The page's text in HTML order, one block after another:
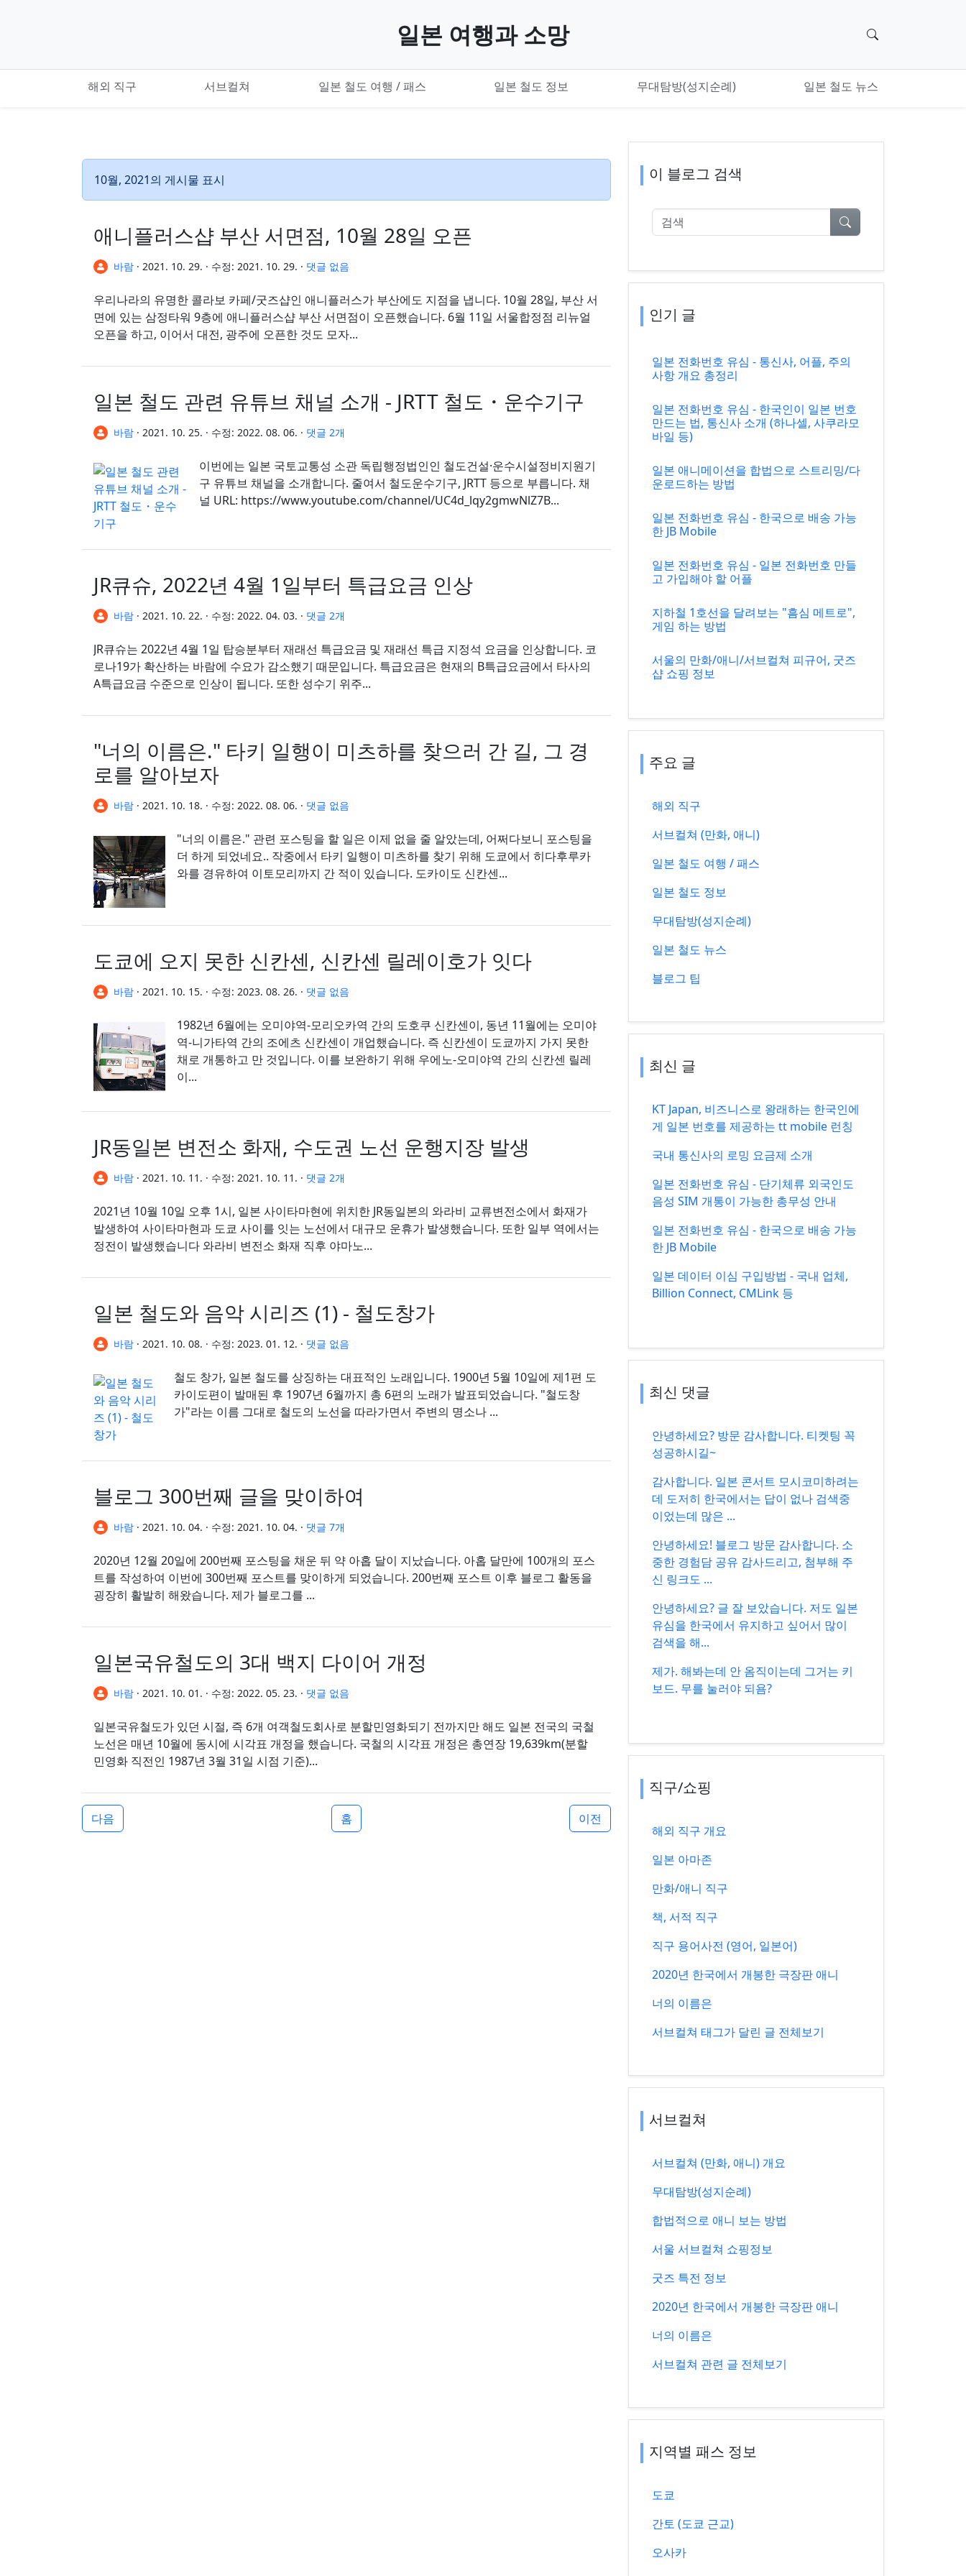
일본 여행과 소망
해외 직구 서브컬쳐 일본 철도 여행 / 패스 일본 철도 정보 무대탐방(성지순례) 일본 철도 뉴스
10월, 2021의 게시물 표시
애니플러스샵 부산 서면점, 10월 28일 오픈
바람 · 2021. 10. 29. · 수정: 2021. 10. 29. · 댓글 없음
우리나라의 유명한 콜라보 카페/굿즈샵인 애니플러스가 부산에도 지점을 냅니다. 10월 28일, 부산 서
면에 있는 삼정타워 9층에 애니플러스샵 부산 서면점이 오픈했습니다. 6월 11일 서울합정점 리뉴얼
오픈을 하고, 이어서 대전, 광주에 오픈한 것도 모자...
일본 철도 관련 유튜브 채널 소개 - JRTT 철도・운수기구
바람 · 2021. 10. 25. · 수정: 2022. 08. 06. · 댓글 2개
이번에는 일본 국토교통성 소관 독립행정법인인 철도건설·운수시설정비지원기
구 유튜브 채널을 소개합니다. 줄여서 철도운수기구, JRTT 등으로 부릅니다. 채
널 URL: https://www.youtube.com/channel/UC4d_lqy2gmwNlZ7B...
JR큐슈, 2022년 4월 1일부터 특급요금 인상
바람 · 2021. 10. 22. · 수정: 2022. 04. 03. · 댓글 2개
JR큐슈는 2022년 4월 1일 탑승분부터 재래선 특급요금 및 재래선 특급 지정석 요금을 인상합니다. 코
로나19가 확산하는 바람에 수요가 감소했기 때문입니다. 특급요금은 현재의 B특급요금에서 타사의
A특급요금 수준으로 인상이 됩니다. 또한 성수기 위주...
"너의 이름은." 타키 일행이 미츠하를 찾으러 간 길, 그 경
로를 알아보자
바람 · 2021. 10. 18. · 수정: 2022. 08. 06. · 댓글 없음
"너의 이름은." 관련 포스팅을 할 일은 이제 없을 줄 알았는데, 어쩌다보니 포스팅을
더 하게 되었네요.. 작중에서 타키 일행이 미츠하를 찾기 위해 도쿄에서 히다후루카
와를 경유하여 이토모리까지 간 적이 있습니다. 도카이도 신칸센...
도쿄에 오지 못한 신칸센, 신칸센 릴레이호가 잇다
바람 · 2021. 10. 15. · 수정: 2023. 08. 26. · 댓글 없음
1982년 6월에는 오미야역-모리오카역 간의 도호쿠 신칸센이, 동년 11월에는 오미야
역-니가타역 간의 조에츠 신칸센이 개업했습니다. 즉 신칸센이 도쿄까지 가지 못한
채로 개통하고 만 것입니다. 이를 보완하기 위해 우에노-오미야역 간의 신칸센 릴레
이...
JR동일본 변전소 화재, 수도권 노선 운행지장 발생
바람 · 2021. 10. 11. · 수정: 2021. 10. 11. · 댓글 2개
2021년 10월 10일 오후 1시, 일본 사이타마현에 위치한 JR동일본의 와라비 교류변전소에서 화재가
발생하여 사이타마현과 도쿄 사이를 잇는 노선에서 대규모 운휴가 발생했습니다. 또한 일부 역에서는
정전이 발생했습니다 와라비 변전소 화재 직후 야마노...
일본 철도와 음악 시리즈 (1) - 철도창가
바람 · 2021. 10. 08. · 수정: 2023. 01. 12. · 댓글 없음
철도 창가, 일본 철도를 상징하는 대표적인 노래입니다. 1900년 5월 10일에 제1편 도
카이도편이 발매된 후 1907년 6월까지 총 6편의 노래가 발표되었습니다. "철도창
가"라는 이름 그대로 철도의 노선을 따라가면서 주변의 명소나 ...
블로그 300번째 글을 맞이하여
바람 · 2021. 10. 04. · 수정: 2021. 10. 04. · 댓글 7개
2020년 12월 20일에 200번째 포스팅을 채운 뒤 약 아홉 달이 지났습니다. 아홉 달만에 100개의 포스
트를 작성하여 이번에 300번째 포스트를 맞이하게 되었습니다. 200번째 포스트 이후 블로그 활동을
굉장히 활발히 해왔습니다. 제가 블로그를 ...
일본국유철도의 3대 백지 다이어 개정
바람 · 2021. 10. 01. · 수정: 2022. 05. 23. · 댓글 없음
일본국유철도가 있던 시절, 즉 6개 여객철도회사로 분할민영화되기 전까지만 해도 일본 전국의 국철
노선은 매년 10월에 동시에 시각표 개정을 했습니다. 국철의 시각표 개정은 총연장 19,639km(분할
민영화 직전인 1987년 3월 31일 시점 기준)...
다음 홈 이전
이 블로그 검색
검색
인기 글
일본 전화번호 유심 - 통신사, 어플, 주의
사항 개요 총정리
일본 전화번호 유심 - 한국인이 일본 번호
만드는 법, 통신사 소개 (하나셀, 사쿠라모
바일 등)
일본 애니메이션을 합법으로 스트리밍/다
운로드하는 방법
일본 전화번호 유심 - 한국으로 배송 가능
한 JB Mobile
일본 전화번호 유심 - 일본 전화번호 만들
고 가입해야 할 어플
지하철 1호선을 달려보는 "흠심 메트로",
게임 하는 방법
서울의 만화/애니/서브컬쳐 피규어, 굿즈
샵 쇼핑 정보
주요 글
해외 직구
서브컬쳐 (만화, 애니)
일본 철도 여행 / 패스
일본 철도 정보
무대탐방(성지순례)
일본 철도 뉴스
블로그 팁
최신 글
KT Japan, 비즈니스로 왕래하는 한국인에
게 일본 번호를 제공하는 tt mobile 런칭
국내 통신사의 로밍 요금제 소개
일본 전화번호 유심 - 단기체류 외국인도
음성 SIM 개통이 가능한 총무성 안내
일본 전화번호 유심 - 한국으로 배송 가능
한 JB Mobile
일본 데이터 이심 구입방법 - 국내 업체,
Billion Connect, CMLink 등
최신 댓글
안녕하세요? 방문 감사합니다. 티켓팅 꼭
성공하시길~
감사합니다. 일본 콘서트 모시코미하려는
데 도저히 한국에서는 답이 없나 검색중
이었는데 많은 ...
안녕하세요! 블로그 방문 감사합니다. 소
중한 경험담 공유 감사드리고, 첨부해 주
신 링크도 ...
안녕하세요? 글 잘 보았습니다. 저도 일본
유심을 한국에서 유지하고 싶어서 많이
검색을 해...
제가. 해봐는데 안 옴직이는데 그거는 키
보드. 무를 눌러야 되욤?
직구/쇼핑
해외 직구 개요
일본 아마존
만화/애니 직구
책, 서적 직구
직구 용어사전 (영어, 일본어)
2020년 한국에서 개봉한 극장판 애니
너의 이름은
서브컬쳐 태그가 달린 글 전체보기
서브컬쳐
서브컬쳐 (만화, 애니) 개요
무대탐방(성지순례)
합법적으로 애니 보는 방법
서울 서브컬쳐 쇼핑정보
굿즈 특전 정보
2020년 한국에서 개봉한 극장판 애니
너의 이름은
서브컬쳐 관련 글 전체보기
지역별 패스 정보
도쿄
간토 (도쿄 근교)
오사카